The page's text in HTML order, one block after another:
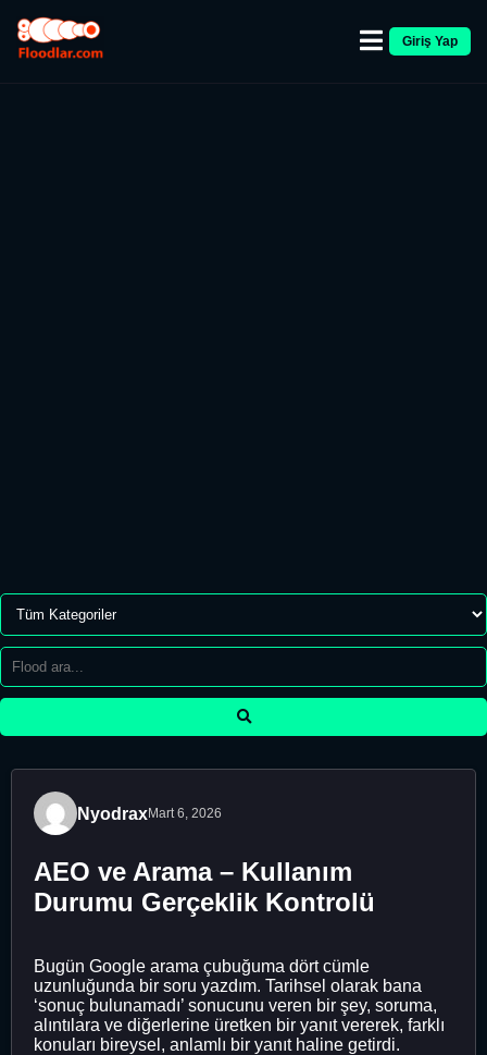
Giriş Yap
NyodraxMart 6, 2026
AEO ve Arama – Kullanım
Durumu Gerçeklik Kontrolü
Bugün Google arama çubuğuma dört cümle
uzunluğunda bir soru yazdım. Tarihsel olarak bana
‘sonuç bulunamadı’ sonucunu veren bir şey, soruma,
alıntılara ve diğerlerine üretken bir yanıt vererek, farklı
konuları bireysel, anlamlı bir yanıt haline getirdi.